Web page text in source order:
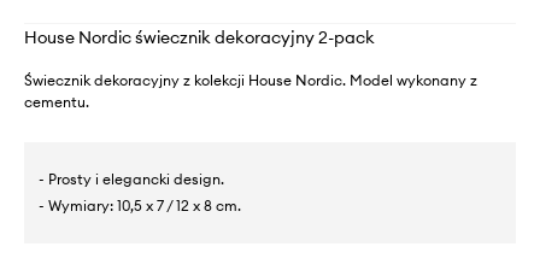
House Nordic świecznik dekoracyjny 2-pack
Świecznik dekoracyjny z kolekcji House Nordic. Model wykonany z
cementu.
- Prosty i elegancki design.
- Wymiary: 10,5 x 7 / 12 x 8 cm.